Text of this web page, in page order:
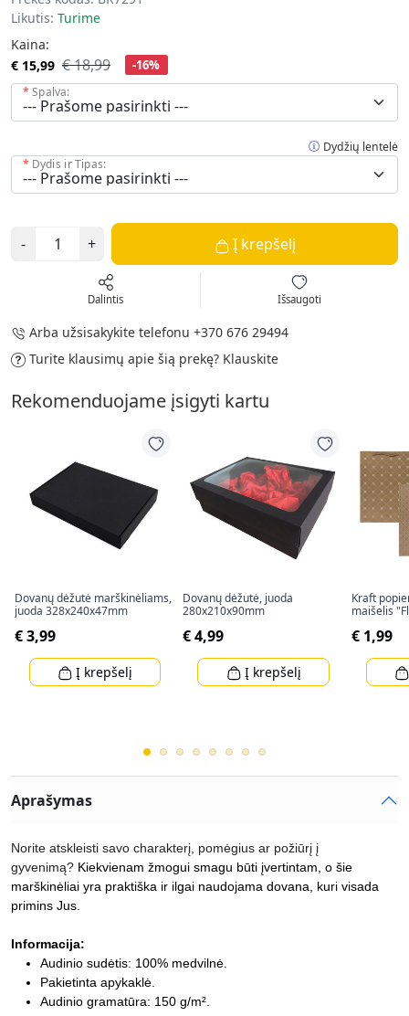
Likutis: Turime
Kaina:
€ 15,99 € 18,99 -16%
Spalva:
Dydžių lentelė
Dydis ir Tipas:
- + Į krepšelį
Dalintis Išsaugoti
Arba užsisakykite telefonu +370 676 29494
Turite klausimų apie šią prekę? Klauskite
Rekomenduojame įsigyti kartu
Dovanų dėžutė marškinėliams,
juoda 328x240x47mm
€ 3,99
Į krepšelį
Dovanų dėžutė, juoda
280x210x90mm
€ 4,99
Į krepšelį
Kraft
maišelis
€ 1,99
Aprašymas
Norite atskleisti savo charakterį, pomėgius ar požiūrį į
gyvenimą? Kiekvienam žmogui smagu būti įvertintam, o šie
marškinėliai yra praktiška ir ilgai naudojama dovana, kuri visada
primins Jus.
Informacija:
Audinio sudėtis: 100% medvilnė.
Pakietinta apykaklė.
Audinio gramatūra: 150 g/m².